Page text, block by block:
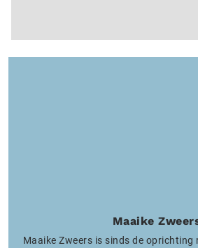
Maaike
Maaike Zweers is sinds de oprichting